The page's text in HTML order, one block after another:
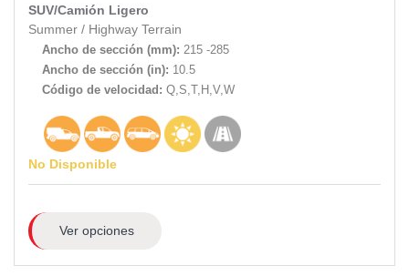
SUV/Camión Ligero
Summer / Highway Terrain
Ancho de sección (mm): 215 -285
Ancho de sección (in): 10.5
Código de velocidad: Q,S,T,H,V,W
No Disponible
Ver opciones